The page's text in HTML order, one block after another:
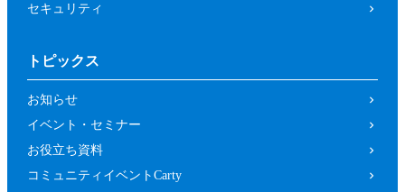
セキュリティ
トピックス
お知らせ
イベント・セミナー
お役立ち資料
コミュニティイベントCarty